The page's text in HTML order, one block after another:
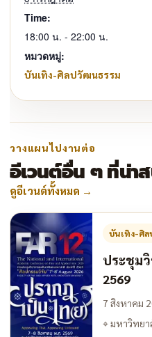
วางแผนไปงานต่อ
อีเวนต์อื่น ๆ ที่น่า
ดูอีเวนต์ทั้งหมด →
บันเทิง-ศิ
ประชุม
2569
7 สิงหาคม
⌖มหาวิทย
Time:
18:00 น. - 22:00 น.
หมวดหมู่:
บันเทิง-ศิลปวัฒนธรรม